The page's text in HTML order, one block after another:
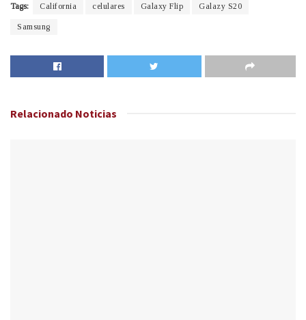
Tags: California celulares Galaxy Flip Galazy S20
Samsung
Relacionado Noticias